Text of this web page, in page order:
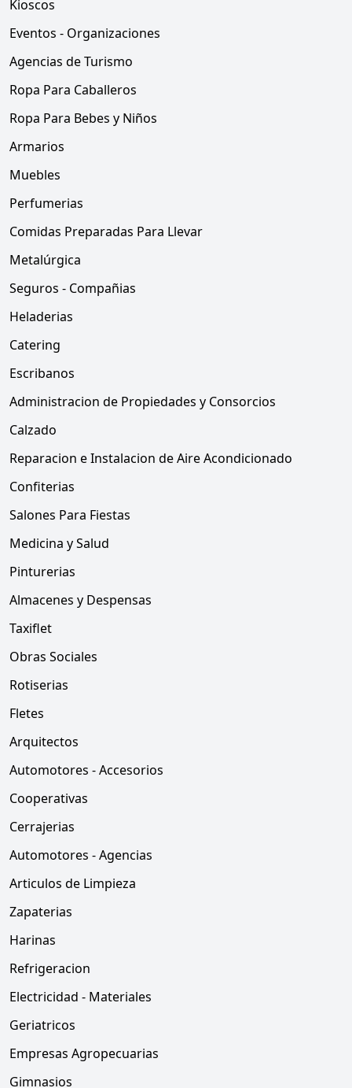
Kioscos
Eventos - Organizaciones
Agencias de Turismo
Ropa Para Caballeros
Ropa Para Bebes y Niños
Armarios
Muebles
Perfumerias
Comidas Preparadas Para Llevar
Metalúrgica
Seguros - Compañias
Heladerias
Catering
Escribanos
Administracion de Propiedades y Consorcios
Calzado
Reparacion e Instalacion de Aire Acondicionado
Confiterias
Salones Para Fiestas
Medicina y Salud
Pinturerias
Almacenes y Despensas
Taxiflet
Obras Sociales
Rotiserias
Fletes
Arquitectos
Automotores - Accesorios
Cooperativas
Cerrajerias
Automotores - Agencias
Articulos de Limpieza
Zapaterias
Harinas
Refrigeracion
Electricidad - Materiales
Geriatricos
Empresas Agropecuarias
Gimnasios